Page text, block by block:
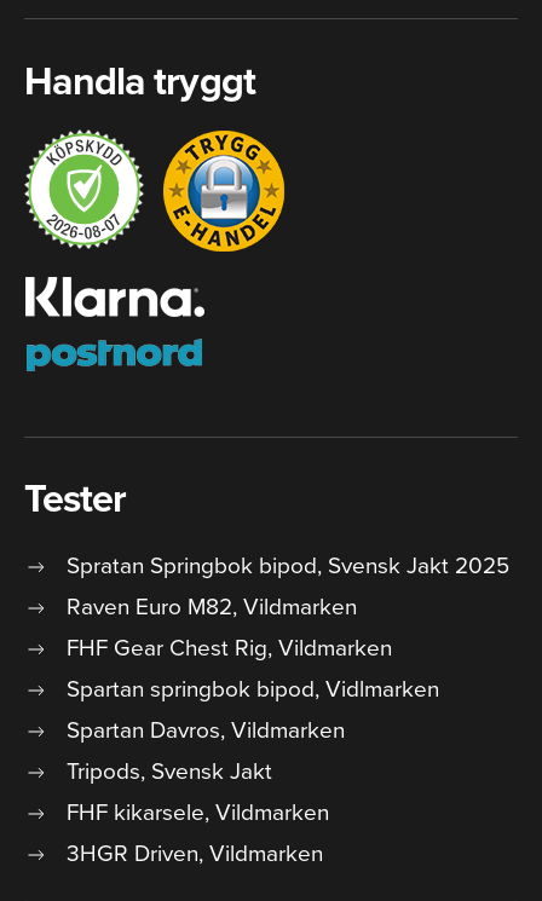
Handla tryggt
Tester
Spratan Springbok bipod, Svensk Jakt 2025
Raven Euro M82, Vildmarken
FHF Gear Chest Rig, Vildmarken
Spartan springbok bipod, Vidlmarken
Spartan Davros, Vildmarken
Tripods, Svensk Jakt
FHF kikarsele, Vildmarken
3HGR Driven, Vildmarken